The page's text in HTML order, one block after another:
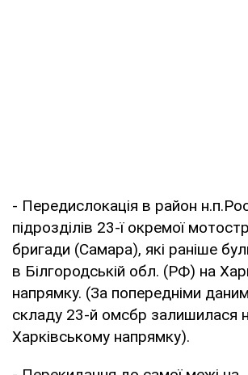
- Передислокація в район
підрозділів 23-ї окремої
бригади (Самара), які раніше
в Білгородській обл. (РФ) на
напрямку. (За попередніми
складу 23-й омсбр залишилася
Харківському напрямку).